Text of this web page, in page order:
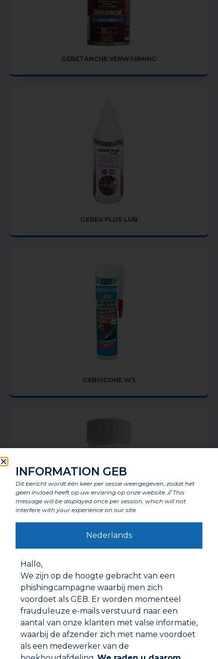
GEBETANCHE VERWARMING
GEBEX PLUS LUB
GEBSICONE W3
GEBSOFLUX
INFORMATION GEB
Dit bericht wordt één keer per sessie weergegeven, zodat het
geen invloed heeft op uw ervaring op onze website. // This
message will be displayed once per session, which will not
interfere with your experience on our site.
Nederlands
Hallo,
We zijn op de hoogte gebracht van een
phishingcampagne waarbij men zich
voordoet als GEB. Er worden momenteel
frauduleuze e-mails verstuurd naar een
aantal van onze klanten met valse informatie,
waarbij de afzender zich met name voordoet
als een medewerker van de